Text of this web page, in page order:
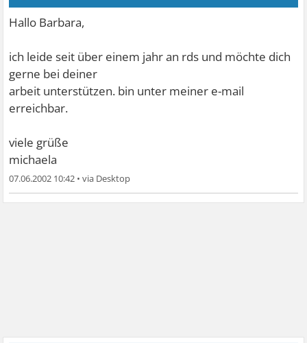
Hallo Barbara,
ich leide seit über einem jahr an rds und möchte dich
gerne bei deiner
arbeit unterstützen. bin unter meiner e-mail
erreichbar.
viele grüße
michaela
07.06.2002 10:42 •